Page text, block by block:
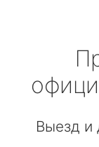
Выезд и